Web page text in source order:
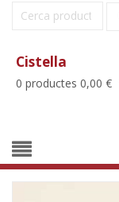
Cerca:
Cistella
0 productes 0,00 €